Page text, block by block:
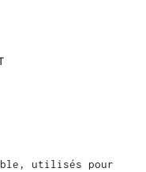
utilisés pour